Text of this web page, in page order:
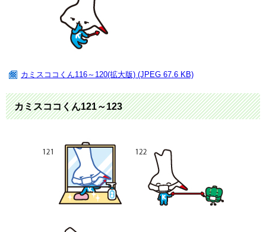
カミスココくん116～120(拡大版) (JPEG 67.6 KB)
カミスココくん121～123